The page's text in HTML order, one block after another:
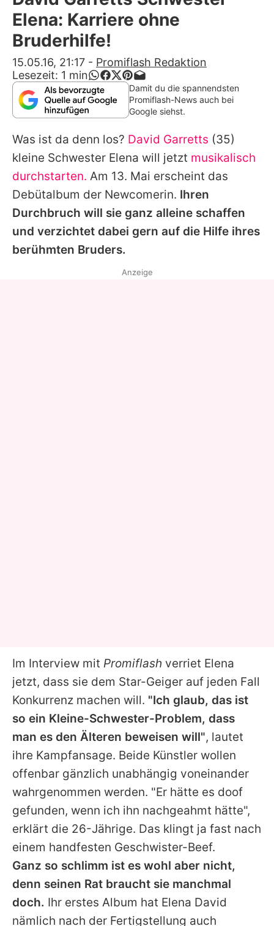
Alle Themen auf Promiflash
App runterladen
Team
Redaktionelle Richtlinien
Impressum
Datenschutzerklärung
Nutzungsbedingungen
Utiq verwalten
Elena: Karriere ohne
Bruderhilfe!
15.05.16, 21:17 - Promiflash Redaktion
Lesezeit: 1 min
Damit du die spannendsten
Promiflash-News auch bei
Google siehst.
Was ist da denn los? David Garretts (35)
kleine Schwester Elena will jetzt musikalisch
durchstarten. Am 13. Mai erscheint das
Debütalbum der Newcomerin. Ihren
Durchbruch will sie ganz alleine schaffen
und verzichtet dabei gern auf die Hilfe ihres
berühmten Bruders.
Im Interview mit Promiflash verriet Elena
jetzt, dass sie dem Star-Geiger auf jeden Fall
Konkurrenz machen will. "Ich glaub, das ist
so ein Kleine-Schwester-Problem, dass
man es den Älteren beweisen will", lautet
ihre Kampfansage. Beide Künstler wollen
offenbar gänzlich unabhängig voneinander
wahrgenommen werden. "Er hätte es doof
gefunden, wenn ich ihn nachgeahmt hätte",
erklärt die 26-Jährige. Das klingt ja fast nach
einem handfesten Geschwister-Beef.
Ganz so schlimm ist es wohl aber nicht,
denn seinen Rat braucht sie manchmal
doch. Ihr erstes Album hat Elena David
nämlich nach der Fertigstellung auch
Anzeige